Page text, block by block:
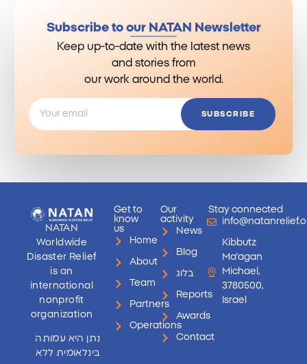
Subscribe to our NATAN Newsletter
Keep up-to-date with the latest news
and stories from
our work around the world.
SUBSCRIBE
NATAN
Worldwide
Disaster Relief
is an
international
nonprofit
organization
נתן היא עמותה
בינלאומית ללא
Get to
know
us
Home
About
Team
Partners
Operations
Our
activity
News
Blog
בלוג
Reports
Awards
Contact
Stay connected
Kibbutz
Ma'agan
Michael,
3780500,
Israel